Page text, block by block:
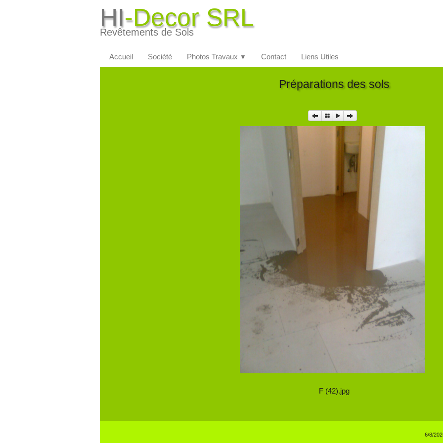
HI-Decor SRL
Revêtements de Sols
Accueil Société Photos Travaux ▼ Contact Liens Utiles
Préparations des sols
F (42).jpg
6/8/